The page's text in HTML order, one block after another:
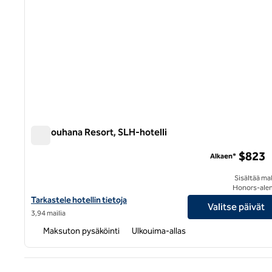
Malliouhana Resort, SLH-hotelli
Katso hotellitiedot Malliouhana Resort, a SLH -hotelliin
Tarkastele hotellin tietoja
3,94 mailia
Alkaen* $823
Sisältää
Honors-
Valitse päivät
Maksuton pysäköinti Ulkouima-allas